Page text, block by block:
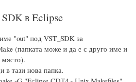
в Eclipse
"out" под VST_SDK за
(папката може и да е с друго име и
в тази нова папка.